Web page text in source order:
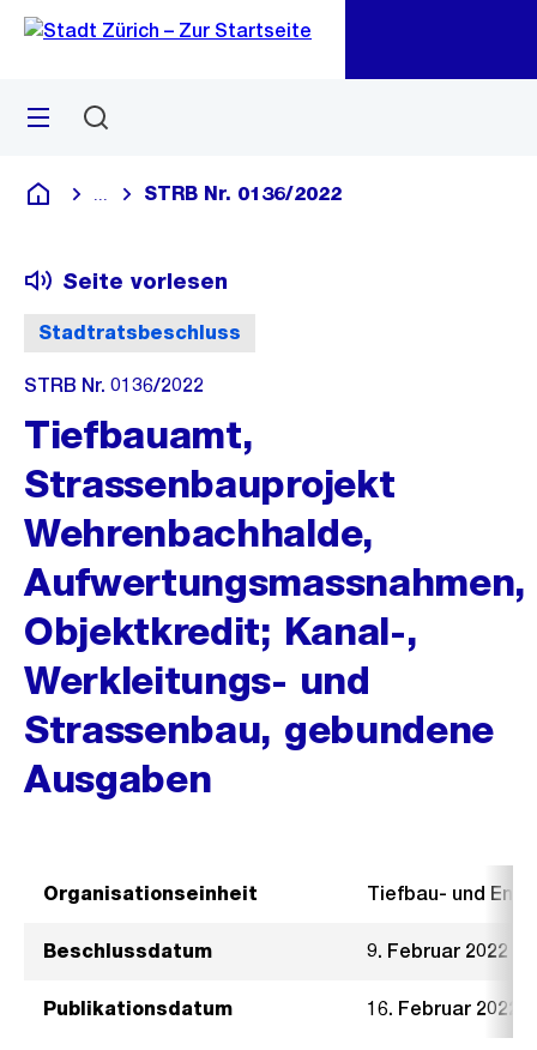
Navigation
Sprunglink
Menü
Deutsch
Blende alle Breadcrumbs ein
STRB Nr. 0136/2022
Stadtratsbeschluss
Seite vorlesen
STRB Nr. 0136/2022
Tiefbauamt,
Strassenbauprojekt
Wehrenbachhalde,
Aufwertungsmassnahmen,
Objektkredit; Kanal-,
Werkleitungs- und
Strassenbau, gebundene
Ausgaben
Organisationseinheit Tiefbau- und
Beschlussdatum 9. Februar 2022
Publikationsdatum 16. Februar 2022